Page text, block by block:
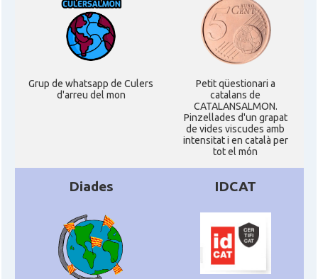
Grup de whatsapp de Culers
d'arreu del mon
Petit qüestionari a
catalans de
CATALANSALMON.
Pinzellades d'un grapat
de vides viscudes amb
intensitat i en català per
tot el món
Diades IDCAT